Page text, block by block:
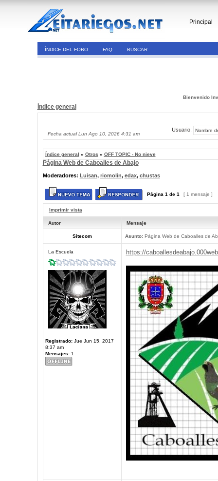
Principal
ÍNDICE DEL FORO FAQ BUSCAR
Bienvenido
Índice general
Fecha actual Lun Ago 10, 2026 4:31 am
Usuario:
Índice general » Otros » OFF TOPIC - No nieve
Página Web de Caboalles de Abajo
Moderadores: Luisan, riomolin, edax, chustas
Página 1 de 1 [ 1 mensaje ]
Imprimir vista
Autor Mensaje
Sitecom Asunto:Página Web de Caboalles de
La Escuela
Registrado:Jue Jun 15, 2017
8:37 am
Mensajes:1
https://